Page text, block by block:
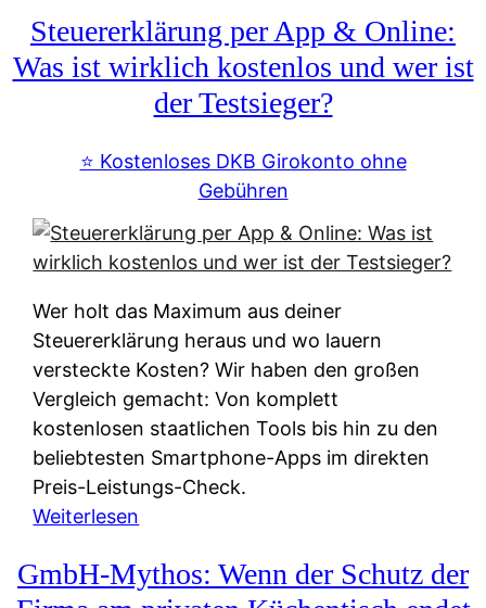
&
f
r
e
u
s
u
n
f
t
e
i
e
W
e
a
h
g
s
y
t
e
m
M
I
R
:
W
e
Steuererklärung per App & Online:
Was ist wirklich kostenlos und wer ist
der Testsieger?
⭐️ Kostenloses DKB Girokonto ohne
Gebühren
Wer holt das Maximum aus deiner
Steuererklärung heraus und wo lauern
versteckte Kosten? Wir haben den großen
Vergleich gemacht: Von komplett
kostenlosen staatlichen Tools bis hin zu den
beliebtesten Smartphone-Apps im direkten
Preis-Leistungs-Check.
Weiterlesen
t
e
GmbH-Mythos: Wenn der Schutz der